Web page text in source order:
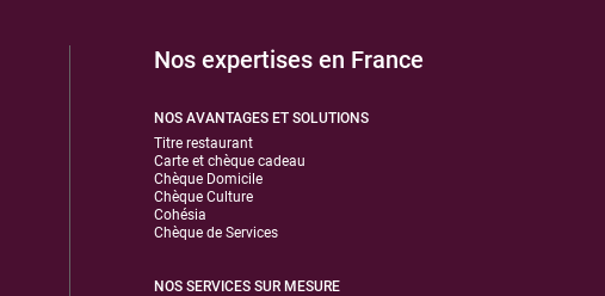
Nos expertises en France
NOS AVANTAGES ET SOLUTIONS
Titre restaurant
Carte et chèque cadeau
Chèque Domicile
Chèque Culture
Cohésia
Chèque de Services
NOS SERVICES SUR MESURE